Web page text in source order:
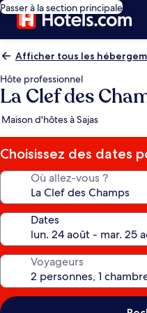
Passer à la section principale
Afficher tous les
Hôte professionnel
La Clef des
Maison d'hôtes à Sajas
Choisissez des dates
Où allez-vous ?
Dates
Voyageurs